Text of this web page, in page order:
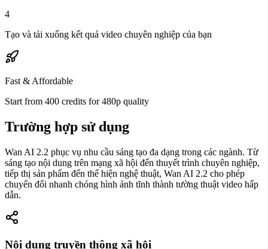
4
Tạo và tải xuống kết quả video chuyên nghiệp của bạn
Fast & Affordable
Start from 400 credits for 480p quality
Trường hợp sử dụng
Wan AI 2.2 phục vụ nhu cầu sáng tạo đa dạng trong các ngành. Từ
sáng tạo nội dung trên mạng xã hội đến thuyết trình chuyên nghiệp,
tiếp thị sản phẩm đến thể hiện nghệ thuật, Wan AI 2.2 cho phép
chuyển đổi nhanh chóng hình ảnh tĩnh thành tường thuật video hấp
dẫn.
Nội dung truyền thông xã hội